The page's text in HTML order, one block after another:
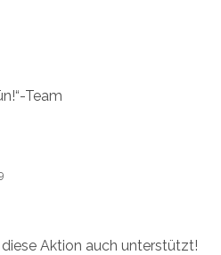
Team
Aktion auch unterstützt!